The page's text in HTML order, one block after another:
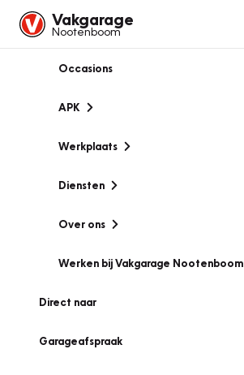
Vakgarage
Nootenboom
Occasions
APK
Werkplaats
Diensten
Over ons
Werken bij Vakgarage Nootenboom
Direct naar
Garageafspraak